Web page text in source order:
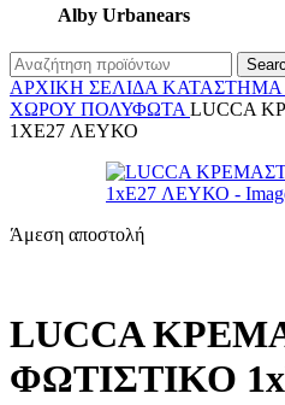
Alby Urbanears
ΑΡΧΙΚΉ ΣΕΛΊΔΑ ΚΑΤΆΣΤΗΜΑ
ΧΏΡΟΥ ΠΟΛΎΦΩΤΑ LUCCA
1XE27 ΛΕΥΚΟ
Άμεση αποστολή
LUCCA
ΦΩΤΙΣΤΙΚΟ